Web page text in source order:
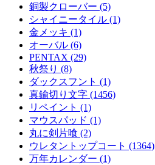
銅製クローバー (5)
シャイニータイル (1)
金メッキ (1)
オーバル (6)
PENTAX (29)
秋祭り (8)
ダックスフント (1)
真鍮切り文字 (1456)
リペイント (1)
マウスパッド (1)
丸に剣片喰 (2)
ウレタントップコート (1364)
万年カレンダー (1)